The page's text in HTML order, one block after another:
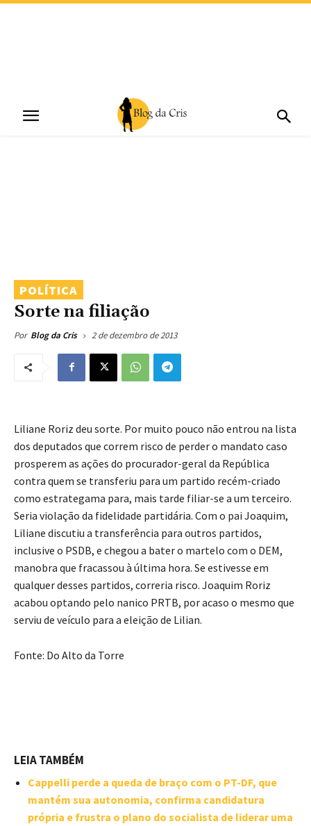
POLÍTICA
Sorte na filiação
Por Blog da Cris 2 de dezembro de 2013
Liliane Roriz deu sorte. Por muito pouco não entrou na lista
dos deputados que correm risco de perder o mandato caso
prosperem as ações do procurador-geral da República
contra quem se transferiu para um partido recém-criado
como estrategama para, mais tarde filiar-se a um terceiro.
Seria violação da fidelidade partidária. Com o pai Joaquim,
Liliane discutiu a transferência para outros partidos,
inclusive o PSDB, e chegou a bater o martelo com o DEM,
manobra que fracassou à última hora. Se estivesse em
qualquer desses partidos, correria risco. Joaquim Roriz
acabou optando pelo nanico PRTB, por acaso o mesmo que
serviu de veículo para a eleição de Lilian.
Fonte: Do Alto da Torre
LEIA TAMBÉM
Cappelli perde a queda de braço com o PT-DF, que
mantém sua autonomia, confirma candidatura
própria e frustra o plano do socialista de liderar uma